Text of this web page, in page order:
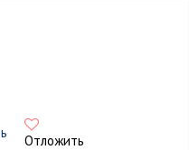
Отложить